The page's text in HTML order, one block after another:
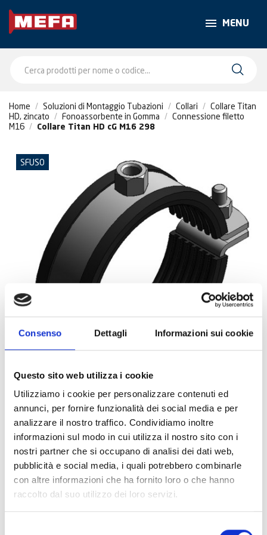
Consenso Dettagli Informazioni sui cookie
Questo sito web utilizza i cookie
Utilizziamo i cookie per personalizzare contenuti ed
annunci, per fornire funzionalità dei social media e per
analizzare il nostro traffico. Condividiamo inoltre
informazioni sul modo in cui utilizza il nostro sito con i
nostri partner che si occupano di analisi dei dati web,
pubblicità e social media, i quali potrebbero combinarle
con altre informazioni che ha fornito loro o che hanno
raccolto dal suo utilizzo dei loro servizi.
MENU
Home Soluzioni di Montaggio Tubazioni Collari
Collare Titan
HD, zincato
Fonoassorbente in Gomma
Connessione filetto
M16
Collare Titan HD cG M16 298
SFUSO
0071935
Collare Titan HD cG M16 298
Per visualizzare i prezzi e acquistare, devi
effettuare il login.